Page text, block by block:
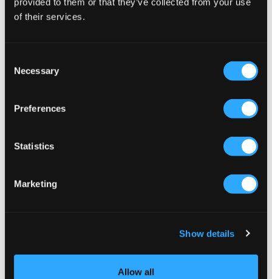
of their services.
Selection
Necessary
Preferences
Statistics
Marketing
Show details
Allow all
KARASY TOP